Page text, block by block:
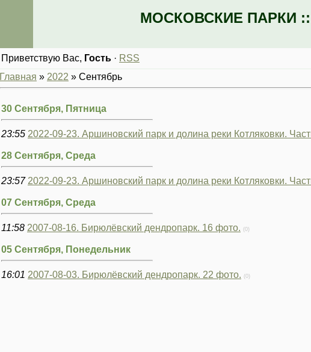
МОСКОВСКИЕ ПАРКИ
Приветствую Вас, Гость · RSS
Главная » 2022 » Сентябрь
30 Сентября, Пятница
23:55 2022-09-23. Аршиновский парк и долина реки Котляковки.
28 Сентября, Среда
23:57 2022-09-23. Аршиновский парк и долина реки Котляковки.
07 Сентября, Среда
11:58 2007-08-16. Бирюлёвский дендропарк. 16 фото. (0)
05 Сентября, Понедельник
16:01 2007-08-03. Бирюлёвский дендропарк. 22 фото. (0)